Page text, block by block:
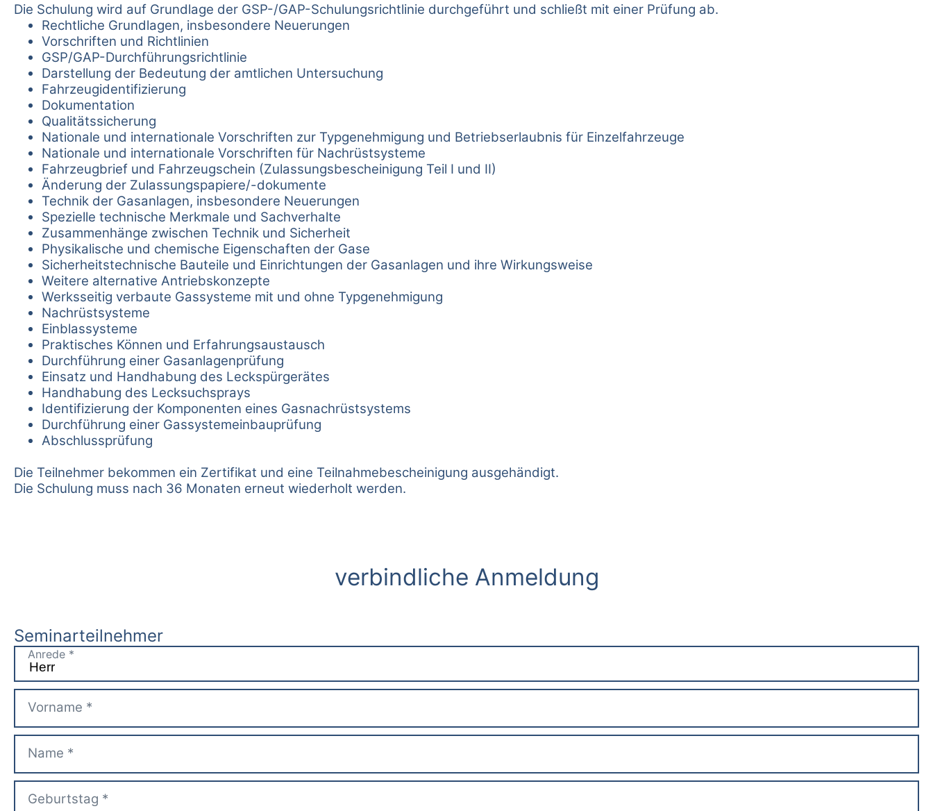
Die Schulung wird auf Grundlage der GSP-/GAP-Schulungsrichtlinie durchgeführt und schließt mit einer Prüfung ab.
Rechtliche Grundlagen, insbesondere Neuerungen
Vorschriften und Richtlinien
GSP/GAP-Durchführungsrichtlinie
Darstellung der Bedeutung der amtlichen Untersuchung
Fahrzeugidentifizierung
Dokumentation
Qualitätssicherung
Nationale und internationale Vorschriften zur Typgenehmigung und Betriebserlaubnis für Einzelfahrzeuge
Nationale und internationale Vorschriften für Nachrüstsysteme
Fahrzeugbrief und Fahrzeugschein (Zulassungsbescheinigung Teil I und II)
Änderung der Zulassungspapiere/-dokumente
Technik der Gasanlagen, insbesondere Neuerungen
Spezielle technische Merkmale und Sachverhalte
Zusammenhänge zwischen Technik und Sicherheit
Physikalische und chemische Eigenschaften der Gase
Sicherheitstechnische Bauteile und Einrichtungen der Gasanlagen und ihre Wirkungsweise
Weitere alternative Antriebskonzepte
Werksseitig verbaute Gassysteme mit und ohne Typgenehmigung
Nachrüstsysteme
Einblassysteme
Praktisches Können und Erfahrungsaustausch
Durchführung einer Gasanlagenprüfung
Einsatz und Handhabung des Leckspürgerätes
Handhabung des Lecksuchsprays
Identifizierung der Komponenten eines Gasnachrüstsystems
Durchführung einer Gassystemeinbauprüfung
Abschlussprüfung
Die Teilnehmer bekommen ein Zertifikat und eine Teilnahmebescheinigung ausgehändigt.
Die Schulung muss nach 36 Monaten erneut wiederholt werden.
verbindliche Anmeldung
Seminarteilnehmer